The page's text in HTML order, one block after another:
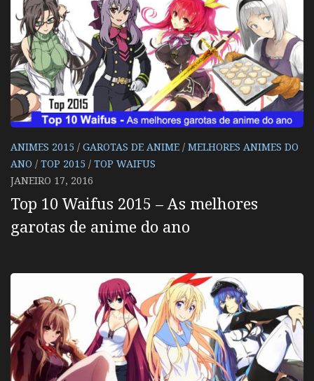
ANIMES 2015 / GAROTAS DE ANIME / MELHORES ANIMES DO
ANO / TOP 2015 / TOP WAIFUS
JANEIRO 17, 2016
Top 10 Waifus 2015 – As melhores
garotas de anime do ano